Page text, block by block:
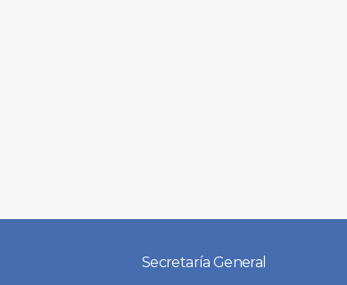
Secretaría General